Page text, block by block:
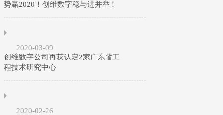
势赢2020！创维数字稳与进并举！
2020-03-09
创维数字公司再获认定2家广东省工
程技术研究中心
2020-02-26